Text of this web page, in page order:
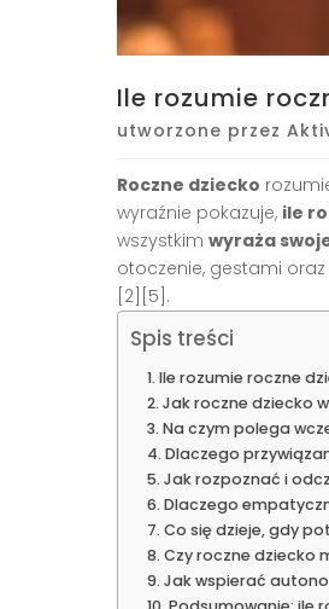
Ile rozumie
utworzone przez
Roczne dziecko
wyraźnie pokazuje, ile
wszystkim wyraża
otoczenie, gestami
[2][5].
Spis treści
Ile rozumie roczne
Jak roczne dziecko
Na czym polega
Dlaczego
Jak rozpoznać i
Dlaczego
Co się dzieje, gdy
Czy roczne dziecko
Jak wspierać